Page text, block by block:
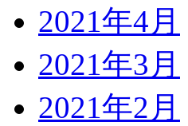
2021年4月
2021年3月
2021年2月